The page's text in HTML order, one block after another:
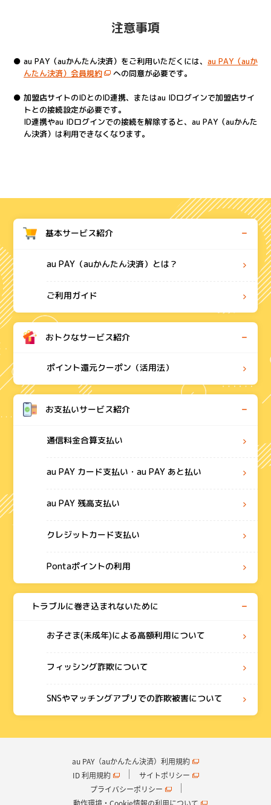
注意事項
au PAY（auかんたん決済）をご利用いただくには、 au PAY（auか
んたん決済）会員規約
への同意が必要です。
加盟店サイトのIDとのID連携、またはau IDログインで加盟店サイ
トとの接続設定が必要です。
ID連携やau IDログインでの接続を解除すると、au PAY（auかんた
ん決済）は利用できなくなります。
基本サービス紹介
au PAY（auかんたん決済）とは？
ご利用ガイド
おトクなサービス紹介
ポイント還元クーポン（活用法）
お支払いサービス紹介
通信料金合算支払い
au PAY カード支払い・au PAY あと払い
au PAY 残高支払い
クレジットカード支払い
Pontaポイントの利用
トラブルに巻き込まれないために
お子さま(未成年)による高額利用について
フィッシング詐欺について
SNSやマッチングアプリでの詐欺被害について
au PAY（auかんたん決済）利用規約
ID 利用規約
サイトポリシー
プライバシーポリシー